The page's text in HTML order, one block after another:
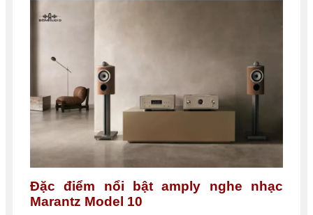
Đặc điểm nổi bật amply nghe nhạc
Marantz Model 10